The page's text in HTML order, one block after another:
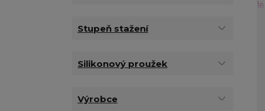
Stupeň stažení
Silikonový proužek
Výrobce